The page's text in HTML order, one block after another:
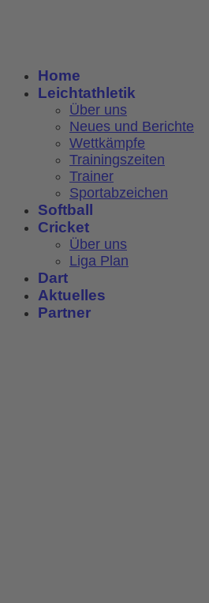
Home
Leichtathletik
Über uns
Neues und Berichte
Wettkämpfe
Trainingszeiten
Trainer
Sportabzeichen
Softball
Cricket
Über uns
Liga Plan
Dart
Aktuelles
Partner